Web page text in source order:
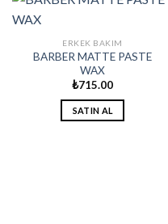
ERKEK BAKIM
BARBER MATTE PASTE
WAX
₺715.00
SATIN AL